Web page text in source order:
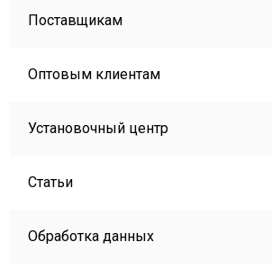
Поставщикам
Оптовым клиентам
Установочный центр
Статьи
Обработка данных